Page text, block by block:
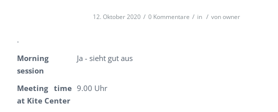
12. Oktober 2020 / 0 Kommentare / in / vonowner
.
Morning
session
Ja - sieht gut aus
Meeting time
at Kite Center
9.00 Uhr